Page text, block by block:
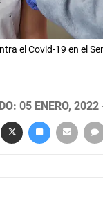
el Covid-19 en el
05 ENERO, 2022